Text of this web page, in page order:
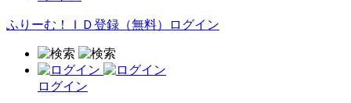
ふりーむ！ＩＤ登録（無料） ログイン
ログイン